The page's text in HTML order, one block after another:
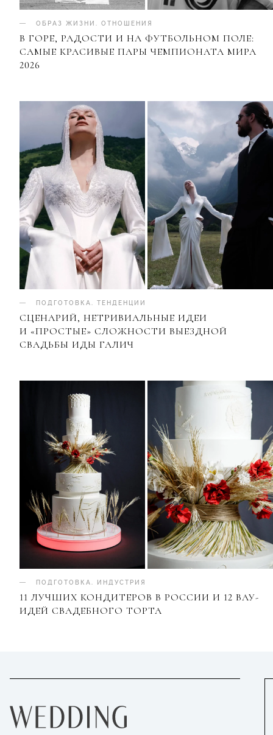
ОБРАЗ ЖИЗНИ ОТНОШЕНИЯ
В ГОРЕ, РАДОСТИ И НА ФУТБОЛЬНОМ ПОЛЕ:
САМЫЕ КРАСИВЫЕ ПАРЫ ЧЕМПИОНАТА МИРА
2026
ПОДГОТОВКА ТЕНДЕНЦИИ
СЦЕНАРИЙ, НЕТРИВИАЛЬНЫЕ ИДЕИ
И «ПРОСТЫЕ» СЛОЖНОСТИ ВЫЕЗДНОЙ
СВАДЬБЫ ИДЫ ГАЛИЧ
ПОДГОТОВКА ИНДУСТРИЯ
11 ЛУЧШИХ КОНДИТЕРОВ В РОССИИ И 12 ВАУ-
ИДЕЙ СВАДЕБНОГО ТОРТА